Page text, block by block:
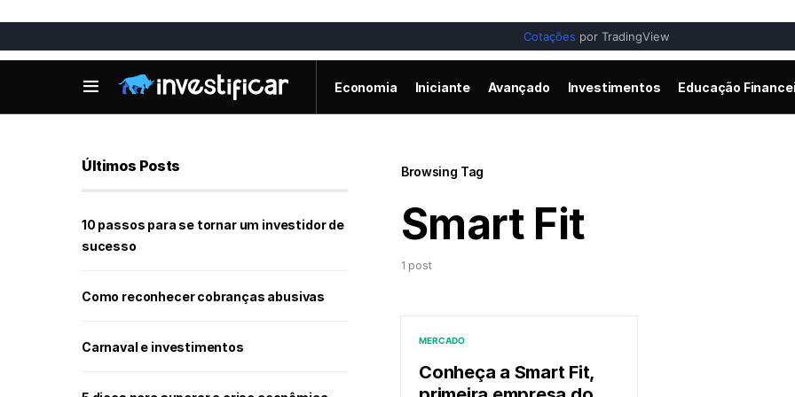
Cotações por TradingView
Economia Iniciante Avançado Investimentos Educação
Browsing Tag
Smart Fit
1 post
MERCADO
Conheça a Smart Fit,
Últimos Posts
10 passos para se tornar um investidor de
sucesso
Como reconhecer cobranças abusivas
Carnaval e investimentos